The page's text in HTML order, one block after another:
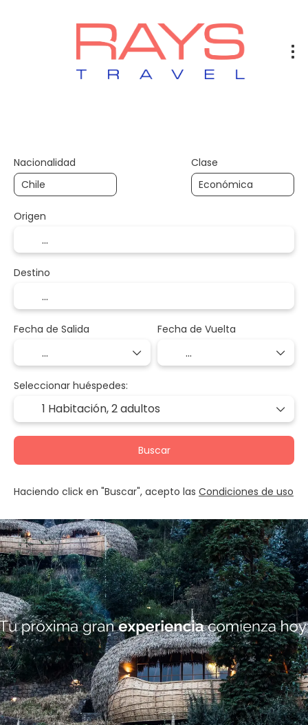
Nacionalidad Clase
Origen
Destino
Fecha de Salida Fecha de Vuelta
Seleccionar huéspedes:
1 Habitación,2 adultos
Buscar
Haciendo click en "Buscar", acepto las Condiciones de uso